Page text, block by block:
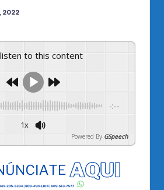
2022
listen to this content
-:--
1x
Powered By GSpeech